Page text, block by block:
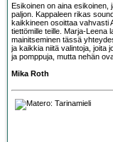
Esikoinen on aina esikoinen,
paljon. Kappaleen rikas
kaikkineen osoittaa vahvasti
tiettömille teille. Marja-Leena
mainitseminen tässä
ja kaikkia niitä valintoja, joita
ja pomppuja, mutta nehän
Mika Roth